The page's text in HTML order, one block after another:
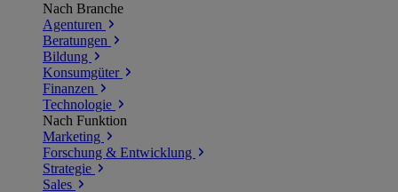
Nach Branche
Agenturen
Beratungen
Bildung
Konsumgüter
Finanzen
Technologie
Nach Funktion
Marketing
Forschung & Entwicklung
Strategie
Sales